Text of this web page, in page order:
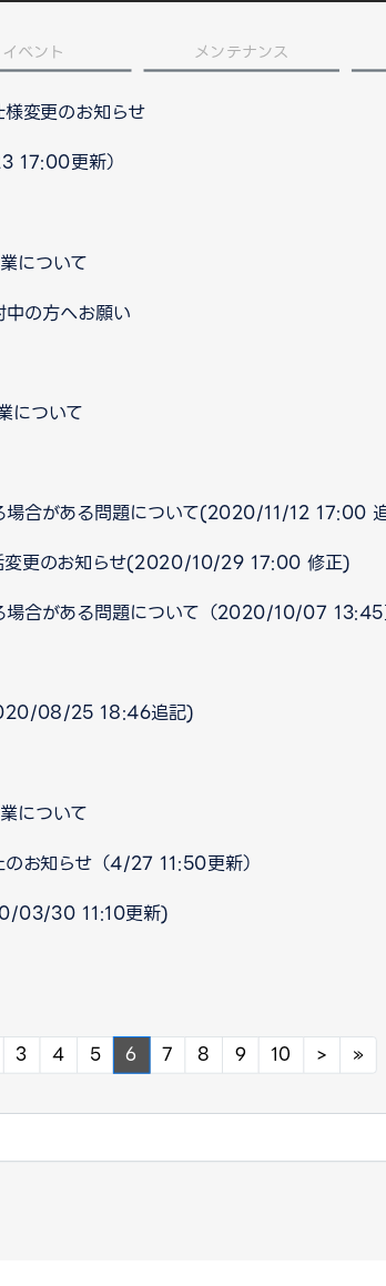
イベント メンテナンス
変更のお知らせ
17:00更新）
について
の方へお願い
について
場合がある問題について(2020/11/12 17:00
変更のお知らせ(2020/10/29 17:00 修正)
場合がある問題について（2020/10/07
08/25 18:46追記)
について
お知らせ（4/27 11:50更新）
03/30 11:10更新)
3 4 5 6 7 8 9 10 > Next
»